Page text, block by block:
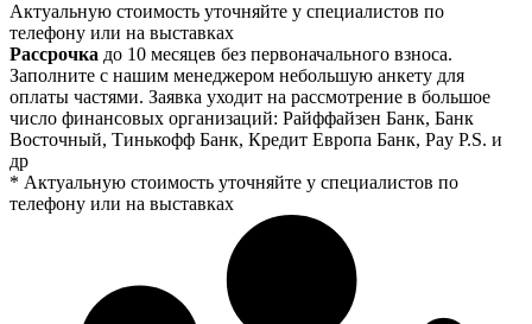
Актуальную стоимость уточняйте у специалистов по
телефону или на выставках
Рассрочка до 10 месяцев без первоначального взноса.
Заполните с нашим менеджером небольшую анкету для
оплаты частями. Заявка уходит на рассмотрение в большое
число финансовых организаций: Райффайзен Банк, Банк
Восточный, Тинькофф Банк, Кредит Европа Банк, Pay P.S. и
др
* Актуальную стоимость уточняйте у специалистов по
телефону или на выставках